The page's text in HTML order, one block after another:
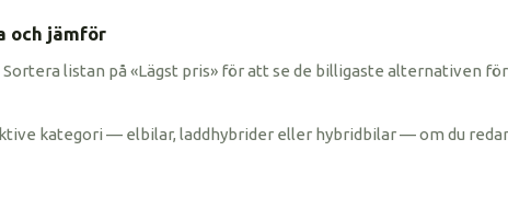
och jämför
listan på «Lägst pris» för att se de billigaste alternativen
kategori — elbilar, laddhybrider eller hybridbilar — om du